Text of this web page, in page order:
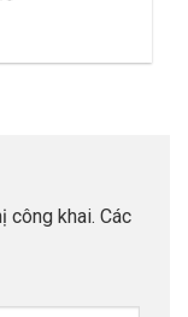
công khai. Các